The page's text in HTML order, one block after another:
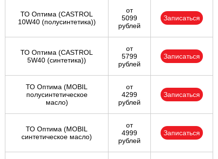
ТО Оптима (CASTROL
10W40 (полусинтетика))
от
5099
рублей
Записаться
ТО Оптима (CASTROL
5W40 (синтетика))
от
5799
рублей
Записаться
ТО Оптима (MOBIL
полусинтетическое
масло)
от
4299
рублей
Записаться
ТО Оптима (MOBIL
синтетическое масло)
от
4999
рублей
Записаться